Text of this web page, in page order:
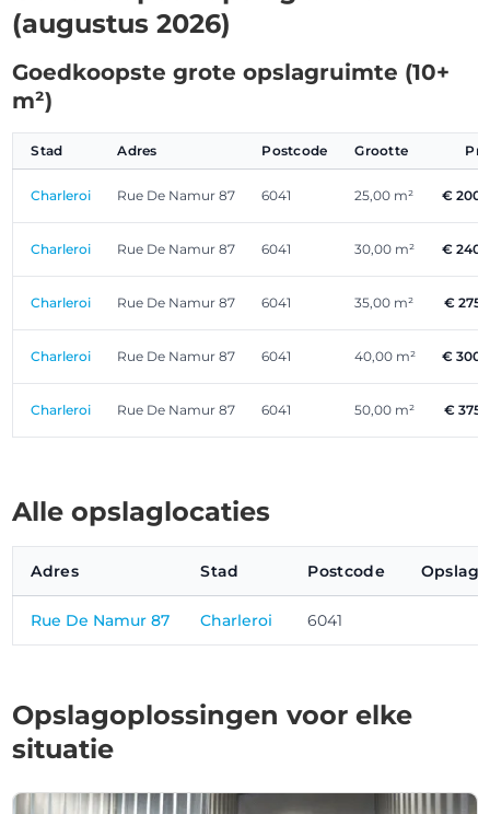
(augustus 2026)
Goedkoopste grote opslagruimte (10+
m²)
Stad Adres Postcode Grootte
Charleroi Rue De Namur 87 6041 25,00 m² €
Charleroi Rue De Namur 87 6041 30,00 m² €
Charleroi Rue De Namur 87 6041 35,00 m² €
Charleroi Rue De Namur 87 6041 40,00 m² €
Charleroi Rue De Namur 87 6041 50,00 m² €
Alle opslaglocaties
Adres Stad Postcode
Rue De Namur 87 Charleroi 6041
Opslagoplossingen voor elke
situatie